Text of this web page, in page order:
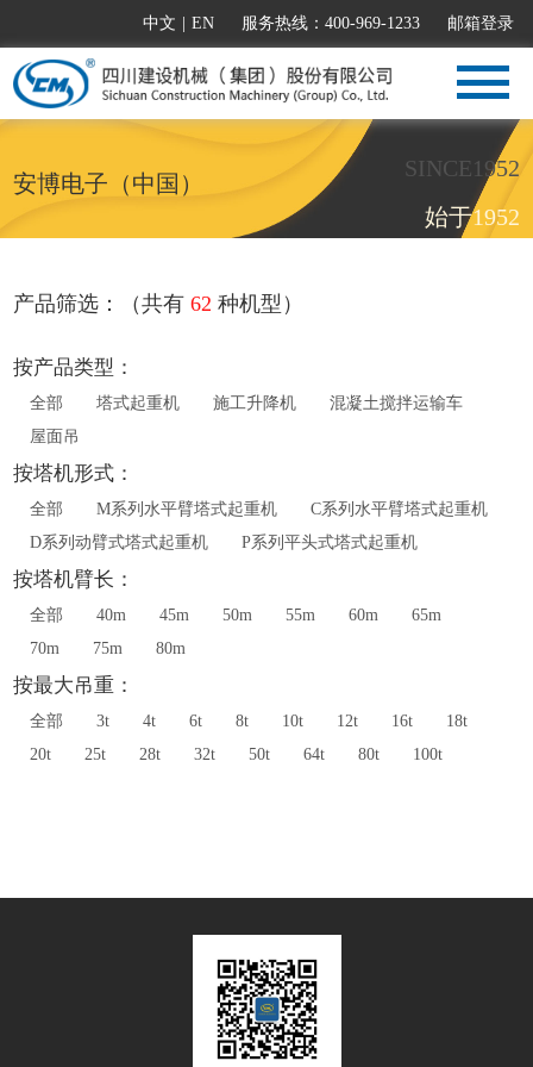
中文 EN 服务热线：400-969-1233 邮箱登录
安博电子（中国）
SINCE1952
始于1952
产品筛选：（共有62 种机型）
按产品类型：
全部 塔式起重机 施工升降机
混凝土搅拌运输车
屋面吊
按塔机形式：
全部 M系列水平臂塔式起重机
C系列水平臂塔式起重机
D系列动臂式塔式起重机
P系列平头式塔式起重机
按塔机臂长：
全部 40m 45m 50m 55m 60m
65m
70m
75m 80m
按最大吊重：
全部 3t 4t 6t 8t 10t 12t 16t
18t
20t
25t 28t 32t 50t 64t 80t 100t